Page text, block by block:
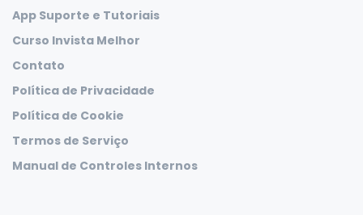
App Suporte e Tutoriais
Curso Invista Melhor
Contato
Política de Privacidade
Política de Cookie
Termos de Serviço
Manual de Controles Internos